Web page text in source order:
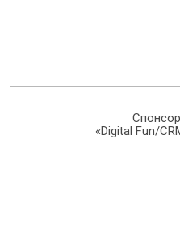
«Digital Fun/